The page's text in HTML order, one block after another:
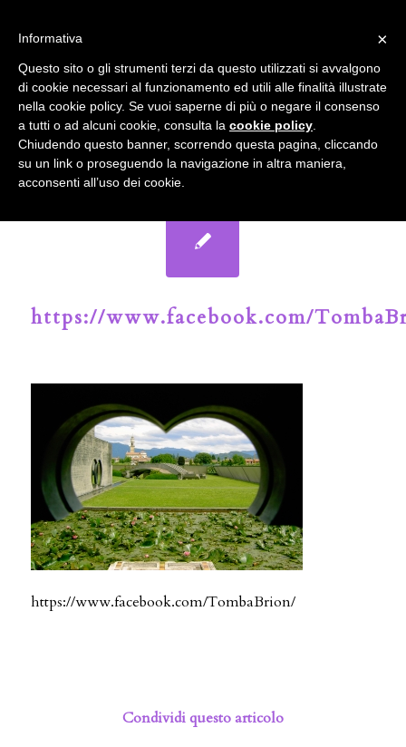
Il Blog del Garden Club di Bologna
https://www.facebook.com/
https://www.facebook.com/TombaBrion/
Condividi questo articolo
accetta l'uso dei cookies previsto nella pagina dedicata.
Fai clic per abilitare/disabilitare il tracciamento di
Google Analytics.
OK Privacy e cookie policy
×
Informativa
Questo sito o gli strumenti terzi da questo utilizzati si avvalgono
di cookie necessari al funzionamento ed utili alle finalità illustrate
nella cookie policy. Se vuoi saperne di più o negare il consenso
a tutti o ad alcuni cookie, consulta la cookie policy
Chiudendo questo banner, scorrendo questa pagina, cliccando
su un link o proseguendo la navigazione in altra maniera,
acconsenti all’uso dei cookie.